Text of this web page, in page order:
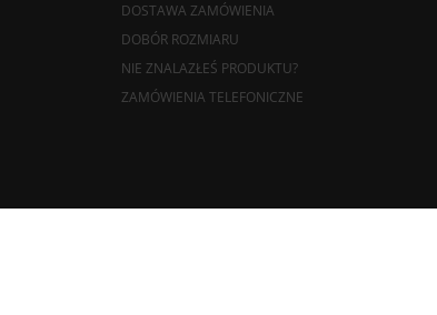
DOSTAWA ZAMÓWIENIA
DOBÓR ROZMIARU
NIE ZNALAZŁEŚ PRODUKTU?
ZAMÓWIENIA TELEFONICZNE